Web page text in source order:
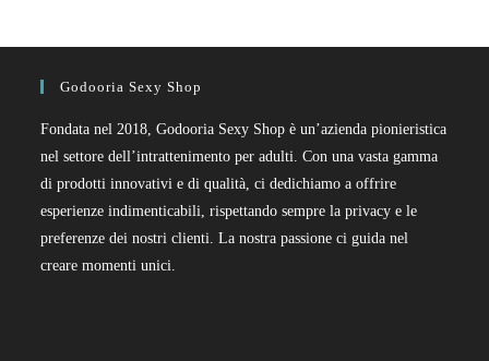
Godooria Sexy Shop
Fondata nel 2018, Godooria Sexy Shop è un’azienda pionieristica
nel settore dell’intrattenimento per adulti. Con una vasta gamma
di prodotti innovativi e di qualità, ci dedichiamo a offrire
esperienze indimenticabili, rispettando sempre la privacy e le
preferenze dei nostri clienti. La nostra passione ci guida nel
creare momenti unici.